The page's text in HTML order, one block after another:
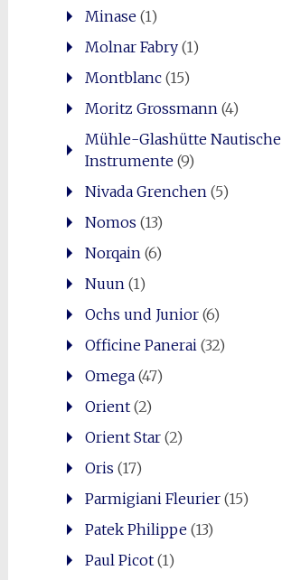
Minase(1)
Molnar Fabry(1)
Montblanc(15)
Moritz Grossmann (4)
Mühle-Glashütte Nautische
Instrumente(9)
Nivada Grenchen (5)
Nomos (13)
Norqain (6)
Nuun (1)
Ochs und Junior(6)
Officine Panerai (32)
Omega(47)
Orient(2)
Orient Star(2)
Oris (17)
Parmigiani Fleurier(15)
Patek Philippe(13)
Paul Picot(1)